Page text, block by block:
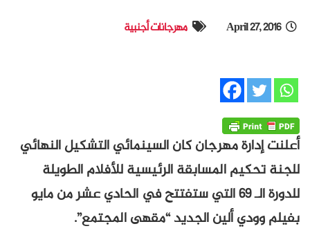
April 27, 2016 مهرجانات أجنبية
أعلنت إدارة مهرجان كان السينمائي التشكيل النهائي
للجنة تحكيم المسابقة الرئيسية للأفلام الطويلة
للدورة الـ 69 التي ستفتتح في الحادي عشر من مايو
بفيلم وودي ألين الجديد “مقهى المجتمع”.